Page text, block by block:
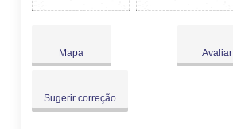
Mapa Avaliar
Sugerir correção